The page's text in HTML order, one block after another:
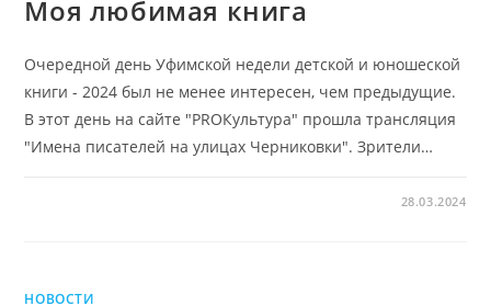
Моя любимая книга
Очередной день Уфимской недели детской и юношеской
книги - 2024 был не менее интересен, чем предыдущие.
В этот день на сайте "PROКультура" прошла трансляция
"Имена писателей на улицах Черниковки". Зрители…
28.03.2024
НОВОСТИ